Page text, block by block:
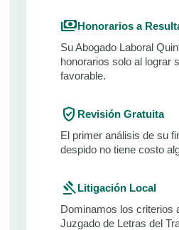
paymentsHonorarios a
Su Abogado Laboral
honorarios solo al lograr
favorable.
verified_user Revisión Gratuita
El primer análisis de su
despido no tiene costo
gavelLitigación Local
Dominamos los criterios
Juzgado de Letras del